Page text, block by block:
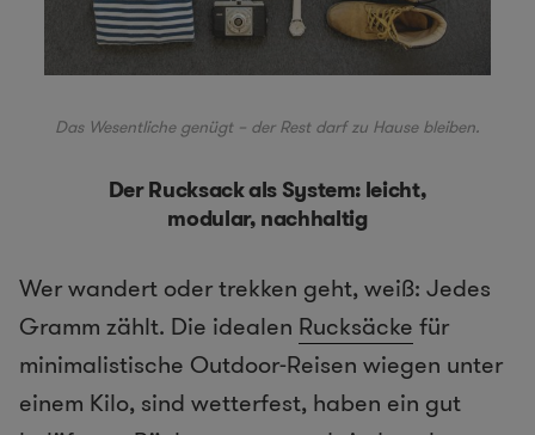
Das Wesentliche genügt – der Rest darf zu Hause bleiben.
Der Rucksack als System: leicht,
modular, nachhaltig
Wer wandert oder trekken geht, weiß: Jedes
Gramm zählt. Die idealen Rucksäcke für
minimalistische Outdoor-Reisen wiegen unter
einem Kilo, sind wetterfest, haben ein gut